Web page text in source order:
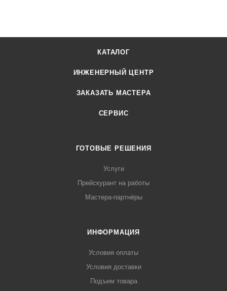
КАТАЛОГ
ИНЖЕНЕРНЫЙ ЦЕНТР
ЗАКАЗАТЬ МАСТЕРА
СЕРВИС
ГОТОВЫЕ РЕШЕНИЯ
Услуги
Прейскурант на работы
Мастера-партнёры
ИНФОРМАЦИЯ
Условия оплаты
Условия доставки
Подъем товара